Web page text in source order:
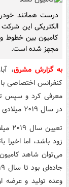
درست همانند
الکتریکی این
کامیون بین خطوط
مجهز شده است.
به گزارش مشرق،
کنفرانس اختصاصی
معرفی کرد و سپس
در سال ۲۰۱۹ میلادی آغاز می‌شود.
زود باشد، اما
می‌توان شاهد
وعده تولید و عرضه